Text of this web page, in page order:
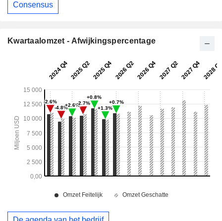
Consensus
Kwartaalomzet - Afwijkingspercentage